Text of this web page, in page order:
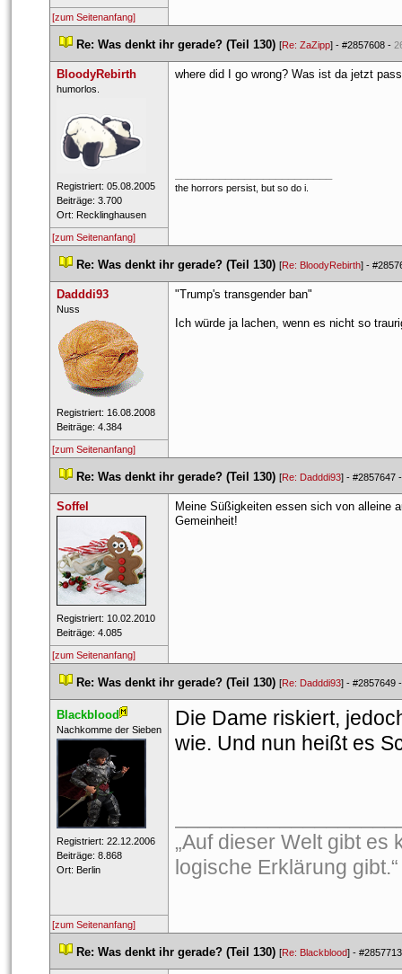
[zum Seitenanfang]
Re: Was denkt ihr gerade? (Teil 130) [Re: ZaZipp] - #2857608 -
BloodyRebirth
​humorlos.
Registriert: 05.08.2005
Beiträge: 3.700
Ort: Recklinghausen
where did I go wrong? Was ist da jetzt
the horrors persist, but so do i.
[zum Seitenanfang]
Re: Was denkt ihr gerade? (Teil 130) [Re: BloodyRebirth] -
Dadddi93
​Nuss
Registriert: 16.08.2008
Beiträge: 4.384
"Trump's transgender ban"
Ich würde ja lachen, wenn es nicht so
[zum Seitenanfang]
Re: Was denkt ihr gerade? (Teil 130) [Re: Dadddi93] - #2857647
Soffel
Registriert: 10.02.2010
Beiträge: 4.085
Meine Süßigkeiten essen sich von alleine
Gemeinheit!
[zum Seitenanfang]
Re: Was denkt ihr gerade? (Teil 130) [Re: Dadddi93] - #2857649
Blackblood
​Nachkomme der Sieben
Registriert: 22.12.2006
Beiträge: 8.868
Ort: Berlin
Die Dame riskiert,
wie. Und nun heißt es
„Auf dieser Welt gibt es
logische Erklärung
[zum Seitenanfang]
Re: Was denkt ihr gerade? (Teil 130) [Re: Blackblood] - #2857713